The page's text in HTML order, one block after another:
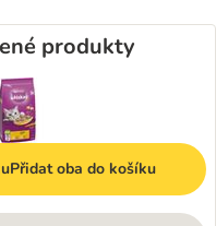
produkty
Přidat oba do košíku